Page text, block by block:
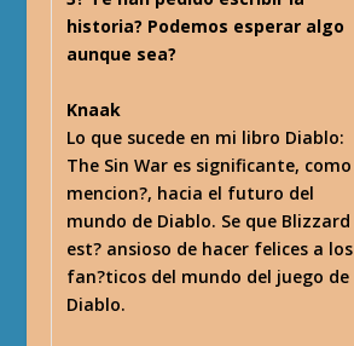
historia? Podemos esperar algo
aunque sea?
Knaak
Lo que sucede en mi libro Diablo:
The Sin War es significante, como
mencion?, hacia el futuro del
mundo de Diablo. Se que Blizzard
est? ansioso de hacer felices a los
fan?ticos del mundo del juego de
Diablo.